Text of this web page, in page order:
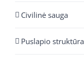
Civilinė sauga
Puslapio struktūra